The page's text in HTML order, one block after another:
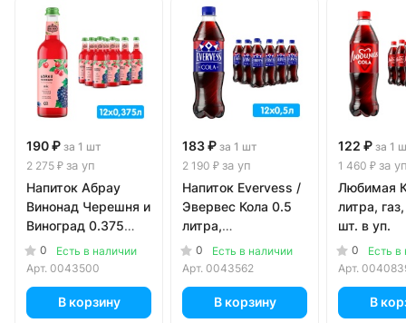
190 ₽ за 1 шт
2 275 ₽ за уп
Напиток Абрау
Винонад Черешня и
Виноград 0.375
литра, газ, стекло,
12 шт. в уп.
0
Есть в наличии
Арт. 0043500
В корзину
183 ₽ за 1 шт
2 190 ₽ за уп
Напиток Evervess /
Эвервес Кола 0.5
литра,
сильногазированный,
пэт, 12 шт. в уп.
0
Есть в наличии
Арт. 0043562
В корзину
122 ₽ за 1
1 460 ₽ за
Любимая
литра,
шт. в уп.
0
Есть в
Арт.
В